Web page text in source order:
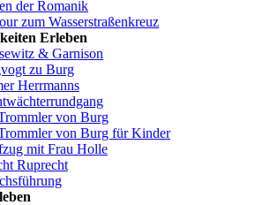
der Romanik
zum Wasserstraßenkreuz
Erleben
& Garnison
zu Burg
Herrmanns
von Burg
von Burg für Kinder
mit Frau Holle
Ruprecht